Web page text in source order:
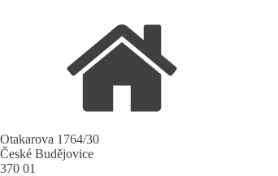
Otakarova 1764/30
České Budějovice
370 01